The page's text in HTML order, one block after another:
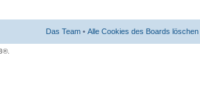
Das Team • Alle Cookies des Boards löschen